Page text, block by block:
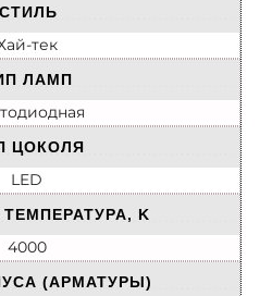
СТИЛЬ
тек
ЛАМП
ЦОКОЛЯ
LED
K
4000
(АРМАТУРЫ)